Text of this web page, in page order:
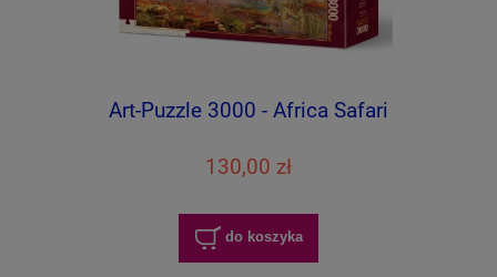
Art-Puzzle 3000 - Africa Safari
130,00 zł
do koszyka